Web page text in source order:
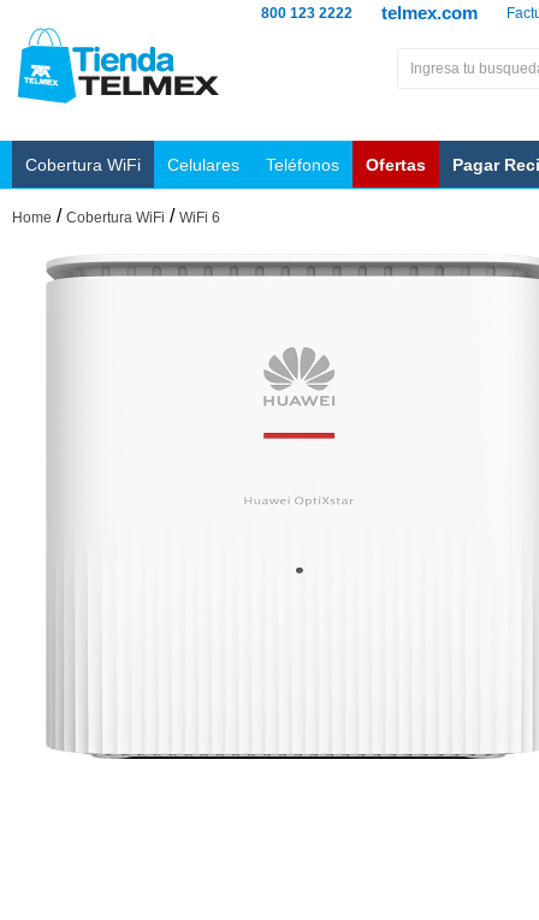
telmex.com
800 123 2222
Cobertura WiFi Celulares Teléfonos Ofertas Pagar
Home / Cobertura WiFi / WiFi 6